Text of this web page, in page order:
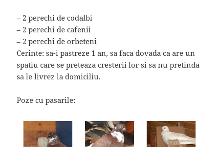
– 2 perechi de codalbi
– 2 perechi de cafenii
– 2 perechi de orbeteni
Cerinte: sa-i pastreze 1 an, sa faca dovada ca are un
spatiu care se preteaza cresterii lor si sa nu pretinda
sa le livrez la domiciliu.
Poze cu pasarile: